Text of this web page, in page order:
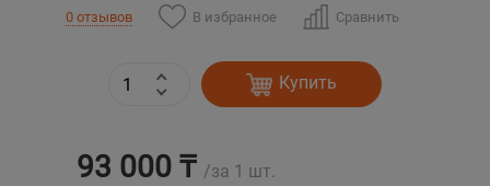
0 отзывов В избранное Сравнить
Купить
93 000 ₸ /за 1 шт.
Усть-Каменогорск
Шымкент